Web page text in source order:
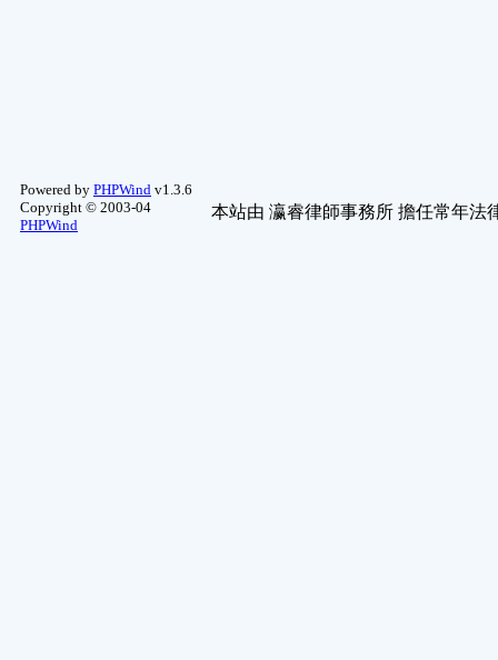
Powered by PHPWind v1.3.6
Copyright © 2003-04
PHPWind
本站由 瀛睿律師事務所 擔任常年法